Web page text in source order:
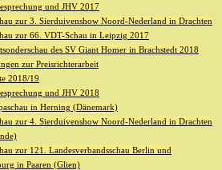
und JHV 2017
zur 3. Sierduivenshow Noord-Nederland in Drachten
zur 66. VDT-Schau in Leipzig 2017
des SV Giant Homer in Brachstedt 2018
zur Preisrichterarbeit
2018/19
und JHV 2018
in Herning (Dänemark)
zur 4. Sierduivenshow Noord-Nederland in Drachten
zur 121. Landesverbandsschau Berlin und
in Paaren (Glien)